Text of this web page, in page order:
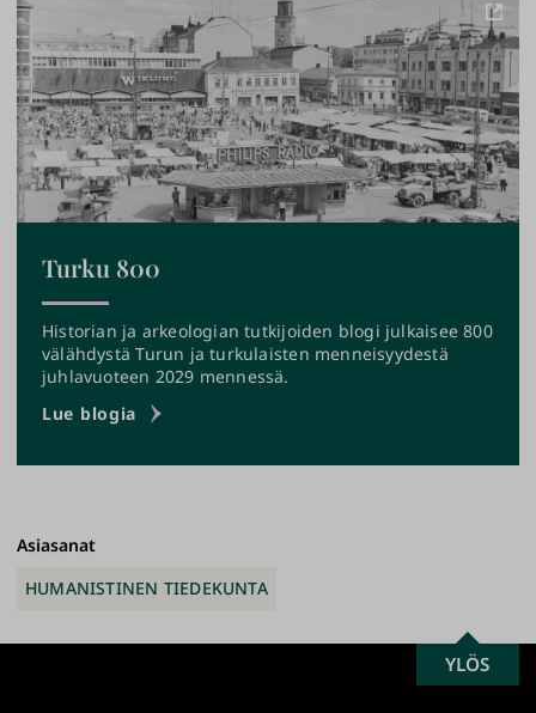
Turku 800
Historian ja arkeologian tutkijoiden blogi julkaisee 800
välähdystä Turun ja turkulaisten menneisyydestä
juhlavuoteen 2029 mennessä.
Lue blogia
›
Asiasanat
HUMANISTINEN TIEDEKUNTA
SCROLL
TO
YLÖS